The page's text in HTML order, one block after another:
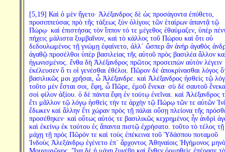
[5,19] Καὶ ὁ μὲν ἤγετο· Ἀλέξανδρος δὲ ὡς προσάγοντα ἐπύθετο,
προσιππεύσας πρὸ τῆς τάξεως ξὺν ὀλίγοις τῶν ἑταίρων ἀπαντᾷ τῷ
Πώρῳ· καὶ ἐπιστήσας τὸν ἵππον τό τε μέγεθος ἐθαύμαζεν, ὑπὲρ
πήχεις μάλιστα ξυμβαῖνον, καὶ τὸ κάλλος τοῦ Πώρου καὶ ὅτι οὐ
δεδουλωμένος τῇ γνώμῃ ἐφαίνετο, ἀλλ´ ὥσπερ ἂν ἀνὴρ ἀγαθὸς
ἀγαθῷ προσέλθοι ὑπὲρ βασιλείας τῆς αὑτοῦ πρὸς βασιλέα ἄλλον
ἠγωνισμένος. ἔνθα δὴ Ἀλέξανδρος πρῶτος προσειπὼν αὐτὸν λέγειν
ἐκέλευσεν ὅ τι οἱ γενέσθαι ἐθέλοι. Πῶρον δὲ ἀποκρίνασθαι λόγος
βασιλικῶς μοι χρῆσαι, ὦ Ἀλέξανδρε. καὶ Ἀλέξανδρος ἡσθεὶς τῷ
τοῦτο μὲν ἔσται σοι, ἔφη, ὦ Πῶρε, ἐμοῦ ἕνεκα· σὺ δὲ σαυτοῦ
σοὶ φίλον ἀξίου. ὁ δὲ πάντα ἔφη ἐν τούτῳ ἐνεῖναι. καὶ Ἀλέξανδρος
ἔτι μᾶλλον τῷ λόγῳ ἡσθεὶς τήν τε ἀρχὴν τῷ Πώρῳ τῶν τε αὐτῶν
ἔδωκεν καὶ ἄλλην ἔτι χώραν πρὸς τῇ πάλαι οὔσῃ πλείονα τῆς
προσέθηκεν· καὶ οὕτως αὐτός τε βασιλικῶς κεχρημένος ἦν ἀνδρὶ
καὶ ἐκείνῳ ἐκ τούτου ἐς ἅπαντα πιστῷ ἐχρήσατο. τοῦτο τὸ τέλος τῇ
μάχῃ τῇ πρὸς Πῶρόν τε καὶ τοὺς ἐπέκεινα τοῦ Ὑδάσπου ποταμοῦ
Ἰνδοὺς Ἀλεξάνδρῳ ἐγένετο ἐπ´ ἄρχοντος Ἀθηναίοις Ἡγήμονος